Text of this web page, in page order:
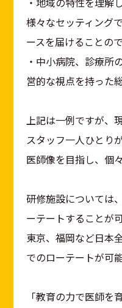
様々なセッティング
ースを届けることの
・中小病院、診療所
営的な視点を持った
上記は一例ですが、
スタッフ一人ひとり
医師像を目指し、個
研修施設については
ーテートすることが
東京、福岡など日本
でのローテートが可
「教育の力で医師を